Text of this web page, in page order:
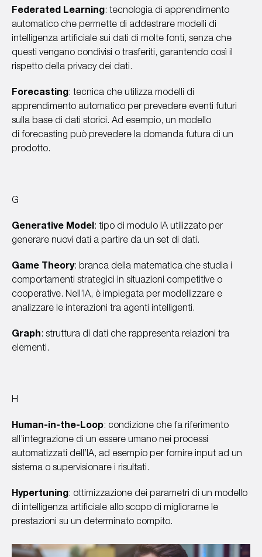
Federated Learning: tecnologia di apprendimento
automatico che permette di addestrare modelli di
intelligenza artificiale sui dati di molte fonti, senza che
questi vengano condivisi o trasferiti, garantendo così il
rispetto della privacy dei dati.
Forecasting: tecnica che utilizza modelli di
apprendimento automatico per prevedere eventi futuri
sulla base di dati storici. Ad esempio, un modello
di forecasting può prevedere la domanda futura di un
prodotto.
G
Generative Model: tipo di modulo IA utilizzato per
generare nuovi dati a partire da un set di dati.
Game Theory: branca della matematica che studia i
comportamenti strategici in situazioni competitive o
cooperative. Nell’IA, è impiegata per modellizzare e
analizzare le interazioni tra agenti intelligenti.
Graph: struttura di dati che rappresenta relazioni tra
elementi.
H
Human-in-the-Loop: condizione che fa riferimento
all’integrazione di un essere umano nei processi
automatizzati dell’IA, ad esempio per fornire input ad un
sistema o supervisionare i risultati.
Hypertuning: ottimizzazione dei parametri di un modello
di intelligenza artificiale allo scopo di migliorarne le
prestazioni su un determinato compito.